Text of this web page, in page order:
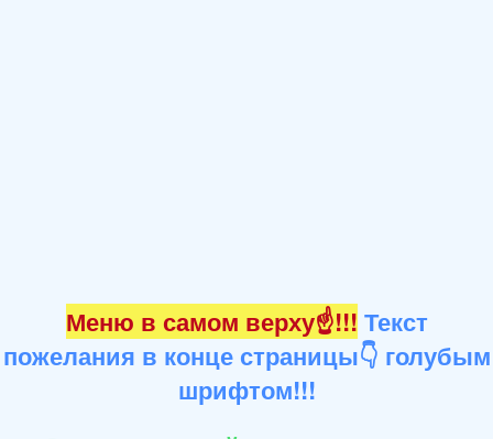
Меню в самом верху☝!!! Текст
пожелания в конце страницы👇 голубым
шрифтом!!!